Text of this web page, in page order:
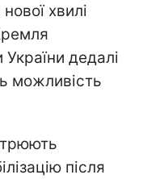
хвилі
дедалі
можливість
після